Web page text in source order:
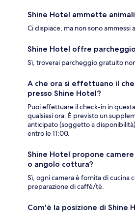
Shine Hotel ammette
Ci dispiace, ma non sono ammessi
Shine Hotel offre
Sì, troverai parcheggio gratuito
A che ora si effettuano il
presso Shine Hotel?
Puoi effettuare il check-in in
qualsiasi ora. È previsto un
anticipato (soggetto a
entro le 11:00.
Shine Hotel propone
o angolo cottura?
Sì, ogni camera è fornita di cucina
preparazione di caffè/tè.
Com'è la posizione di Shine